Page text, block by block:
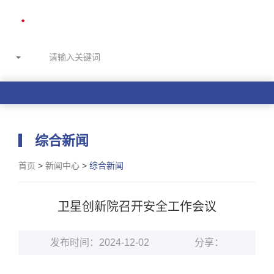
综合新闻
首页 > 新闻中心 > 综合新闻
卫星创新院召开安全工作会议
发布时间：2024-12-02 分享：